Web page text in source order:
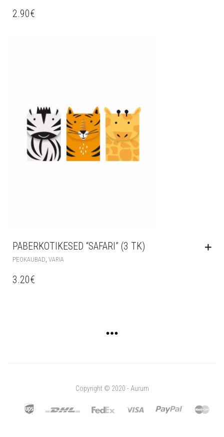
2.90€
PABERKOTIKESED “SAFARI” (3 TK)
PEOKAUBAD VARIA
3.20€
Copyright © 2020 - Aurum